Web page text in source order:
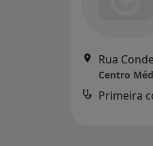
Rua
Centro